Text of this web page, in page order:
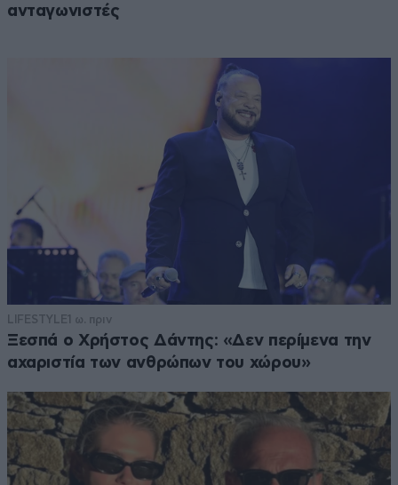
ανταγωνιστές
LIFESTYLE1 ω. πριν
Ξεσπά ο Χρήστος Δάντης: «Δεν περίμενα την
αχαριστία των ανθρώπων του χώρου»